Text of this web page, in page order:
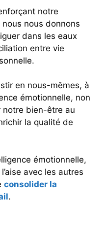
notre
nous donnons
dans les eaux
entre vie
en nous-mêmes, à
émotionnelle, non
notre bien-être au
la qualité de
émotionnelle,
avec les autres
consolider la
.